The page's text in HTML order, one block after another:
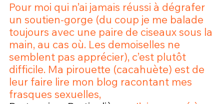
Pour moi qui n’ai jamais réussi à dégrafer
un soutien-gorge (du coup je me balade
toujours avec une paire de ciseaux sous la
main, au cas où. Les demoiselles ne
semblent pas apprécier), c’est plutôt
difficile. Ma pirouette (cacahuète) est de
leur faire lire mon blog racontant mes
frasques sexuelles,